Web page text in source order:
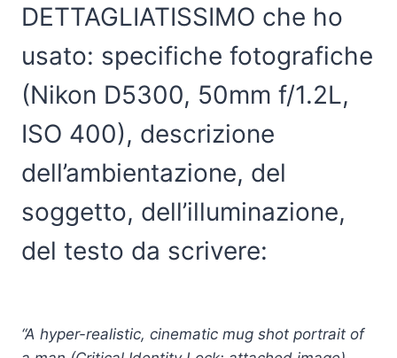
DETTAGLIATISSIMO che ho
usato: specifiche fotografiche
(Nikon D5300, 50mm f/1.2L,
ISO 400), descrizione
dell’ambientazione, del
soggetto, dell’illuminazione,
del testo da scrivere:
“A hyper-realistic, cinematic mug shot portrait of